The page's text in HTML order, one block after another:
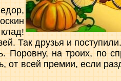
Так друзья и
Поровну, на троих, по
от всей премии, если